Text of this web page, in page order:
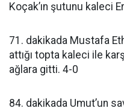
Koçak’ın şutunu kaleci
71. dakikada Mustafa
attığı topta kaleci ile
ağlara gitti. 4-0
84. dakikada Umut’un